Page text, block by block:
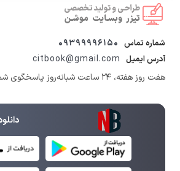
شماره تماس 09399996150
آدرس ایمیل citbook@gmail.com
هفت روز هفته، ۲۴ ساعت شبانه‌روز پاسخگوی شما هستیم.